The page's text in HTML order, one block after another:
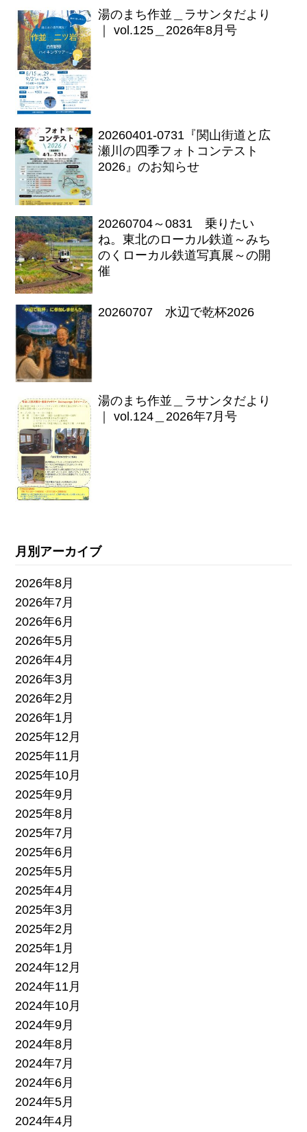
湯のまち作並＿ラサンタだより
｜ vol.125＿2026年8月号
20260401-0731『関山街道と広
瀬川の四季フォトコンテスト
2026』のお知らせ
20260704～0831 乗りたい
ね。東北のローカル鉄道～みち
のくローカル鉄道写真展～の開
催
20260707 水辺で乾杯2026
湯のまち作並＿ラサンタだより
｜ vol.124＿2026年7月号
月別アーカイブ
2026年8月
2026年7月
2026年6月
2026年5月
2026年4月
2026年3月
2026年2月
2026年1月
2025年12月
2025年11月
2025年10月
2025年9月
2025年8月
2025年7月
2025年6月
2025年5月
2025年4月
2025年3月
2025年2月
2025年1月
2024年12月
2024年11月
2024年10月
2024年9月
2024年8月
2024年7月
2024年6月
2024年5月
2024年4月